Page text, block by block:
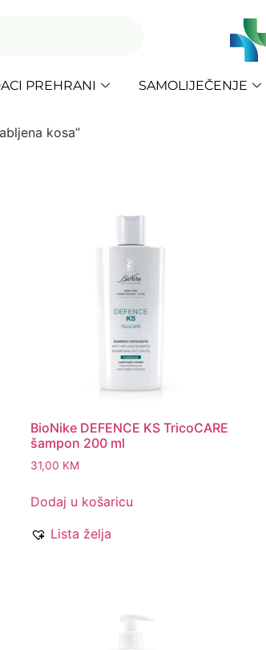
PREHRANI SAMOLIJEČENJE
kosa”
BioNike DEFENCE KS TricoCARE
šampon 200 ml
31,00 KM
Dodaj u košaricu
Lista želja